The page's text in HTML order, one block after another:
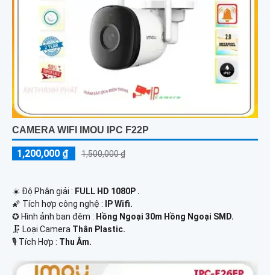
CAMERA WIFI IMOU IPC F22P
1,200,000 ₫ 1,500,000 ₫
☀️ Độ Phân giải : FULL HD 1080P .
🌠 Tích hợp công nghệ :
IP Wifi.
✪ Hình ảnh ban đêm : Hồng Ngoại 30m Hồng Ngoại SMD.
🗜️ Loại Camera Thân Plastic.
️🎙 Tích Hợp : Thu Âm.